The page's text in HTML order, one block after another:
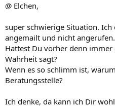
@ Elchen,
super schwierige Situation.
angemailt und nicht angerufen.
Hattest Du vorher denn
Wahrheit sagt?
Wenn es so schlimm ist,
Beratungsstelle?
Ich denke, da kann ich Dir